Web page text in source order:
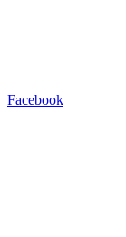
Facebook